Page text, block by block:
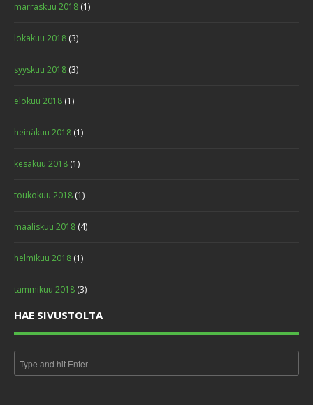
marraskuu 2018 (1)
lokakuu 2018 (3)
syyskuu 2018 (3)
elokuu 2018 (1)
heinäkuu 2018 (1)
kesäkuu 2018 (1)
toukokuu 2018 (1)
maaliskuu 2018 (4)
helmikuu 2018 (1)
tammikuu 2018 (3)
HAE SIVUSTOLTA